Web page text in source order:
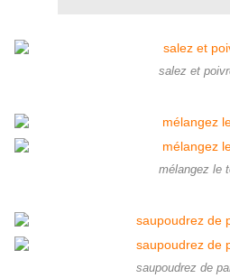
salez et
mélangez le
saupoudrez de